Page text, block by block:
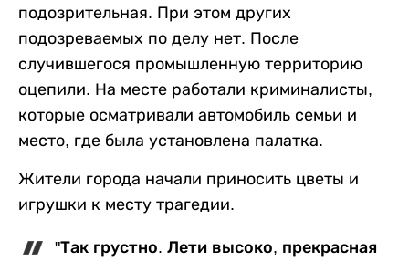
подозрительная. При этом других
подозреваемых по делу нет. После
случившегося промышленную территорию
оцепили. На месте работали криминалисты,
которые осматривали автомобиль семьи и
место, где была установлена палатка.
Жители города начали приносить цветы и
игрушки к месту трагедии.
"Так грустно. Лети высоко, прекрасная